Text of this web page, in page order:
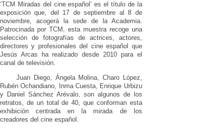
‘TCM Miradas del cine español’ es el título de la
exposición que, del 17 de septiembre al 8 de
noviembre, acogerá la sede de la Academia.
Patrocinada por TCM, esta muestra recoge una
selección de fotografías de actrices, actores,
directores y profesionales del cine español que
Jesús Arcas ha realizado desde 2010 para el
canal de televisión.
Juan Diego, Ángela Molina, Charo López,
Rubén Ochandiano, Inma Cuesta, Enrique Urbizu
y Daniel Sánchez Arévalo, son algunos de los
retratos, de un total de 40, que conforman esta
exhibición centrada en la mirada de los
creadores del cine español.